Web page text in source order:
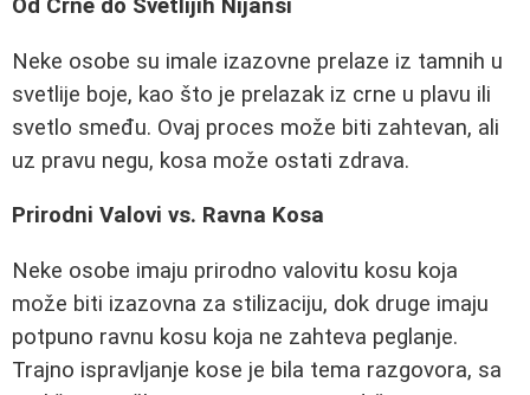
Od Crne do Svetlijih Nijansi
Neke osobe su imale izazovne prelaze iz tamnih u
svetlije boje, kao što je prelazak iz crne u plavu ili
svetlo smeđu. Ovaj proces može biti zahtevan, ali
uz pravu negu, kosa može ostati zdrava.
Prirodni Valovi vs. Ravna Kosa
Neke osobe imaju prirodno valovitu kosu koja
može biti izazovna za stilizaciju, dok druge imaju
potpuno ravnu kosu koja ne zahteva peglanje.
Trajno ispravljanje kose je bila tema razgovora, sa